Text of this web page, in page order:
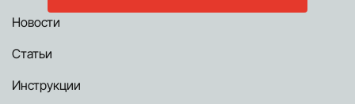
Новости
Статьи
Инструкции